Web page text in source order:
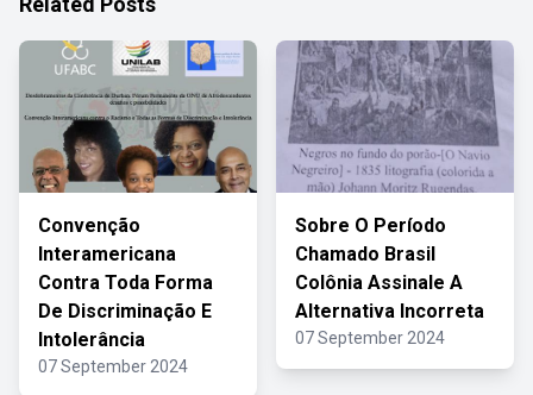
Convenção
Interamericana
Contra Toda Forma
De Discriminação E
Intolerância
07 September 2024
Sobre O Período
Chamado Brasil
Colônia Assinale A
Alternativa Incorreta
07 September 2024